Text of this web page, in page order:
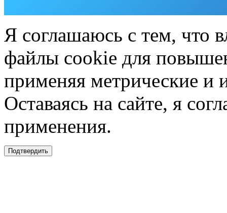
Я соглашаюсь с тем, что
файлы cookie для
применяя метрические и
Оставаясь на сайте, я
применения.
Подтвердить